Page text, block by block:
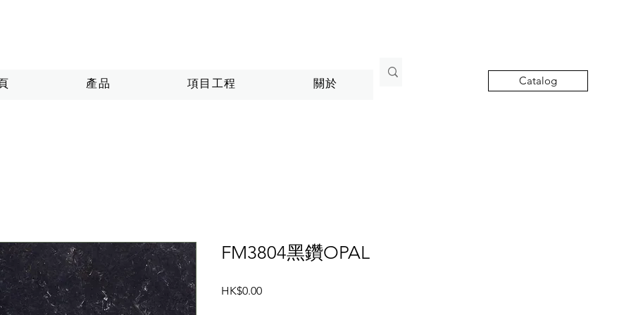
產品 項目工程 關於 Catalog
FM3804黑鑽OPAL
HK$0.00價